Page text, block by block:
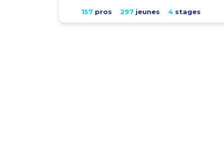
157pros 297jeunes 4stages